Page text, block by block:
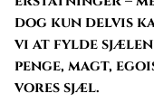
dog kun delvis
vi at fylde
penge, magt,
vores sjæl.